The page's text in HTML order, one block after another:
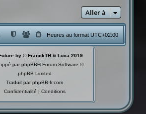
Aller à
Heures au formatUTC+02:00
by © FranckTH & Luca 2019
parphpBB® Forum Software ©
phpBB Limited
Traduit parphpBB-fr.com
Confidentialité
Conditions